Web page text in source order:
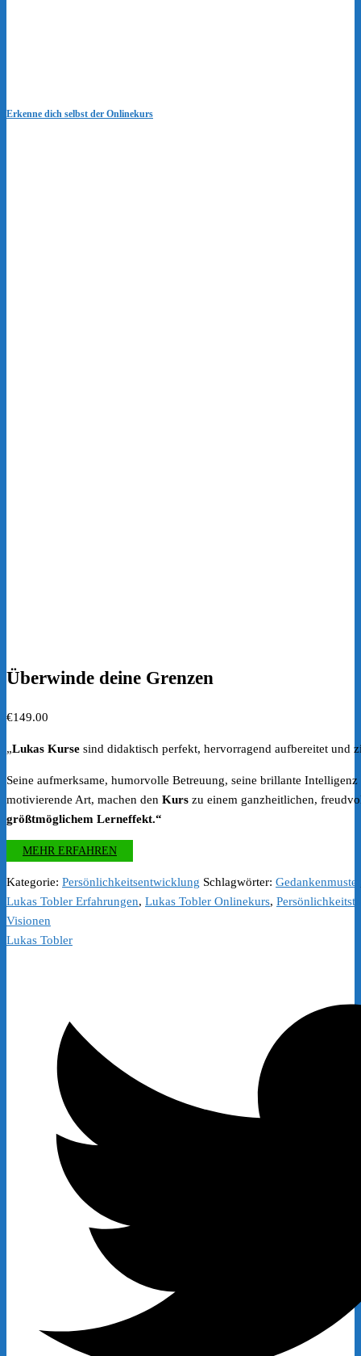
Erkenne dich selbst der Onlinekurs
Überwinde deine Grenzen
€149.00
„Lukas Kurse sind didaktisch perfekt, hervorragend aufbereitet und
Seine aufmerksame, humorvolle Betreuung, seine brillante Intelligenz
motivierende Art, machen den Kurs zu einem ganzheitlichen,
größtmöglichem Lerneffekt.“
MEHR ERFAHREN
Kategorie: Persönlichkeitsentwicklung Schlagwörter: Gedankenmuster
Lukas Tobler Erfahrungen, Lukas Tobler Onlinekurs,
Visionen
Lukas Tobler